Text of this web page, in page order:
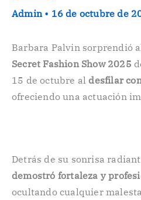
Admin • 16 de octubre de
Barbara Palvin sorprendió
Secret Fashion Show 2025
15 de octubre al desfilar
ofreciendo una actuación
Detrás de su sonrisa
demostró fortaleza y
ocultando cualquier